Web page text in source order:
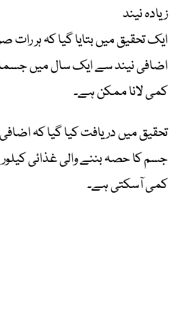
زیادہ نیند
ایک تحقیق میں بتایا گیا کہ ہر
کمی لانا ممکن ہے۔
تحقیق میں دریافت کیا گیا کہ
کمی آسکتی ہے۔